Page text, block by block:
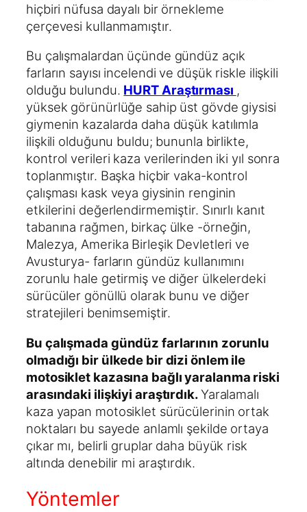
hiçbiri nüfusa dayalı bir örnekleme
çerçevesi kullanmamıştır.
Bu çalışmalardan üçünde gündüz açık
farların sayısı incelendi ve düşük riskle ilişkili
olduğu bulundu. HURT Araştırması ,
yüksek görünürlüğe sahip üst gövde giysisi
giymenin kazalarda daha düşük katılımla
ilişkili olduğunu buldu; bununla birlikte,
kontrol verileri kaza verilerinden iki yıl sonra
toplanmıştır. Başka hiçbir vaka-kontrol
çalışması kask veya giysinin renginin
etkilerini değerlendirmemiştir. Sınırlı kanıt
tabanına rağmen, birkaç ülke -örneğin,
Malezya, Amerika Birleşik Devletleri ve
Avusturya- farların gündüz kullanımını
zorunlu hale getirmiş ve diğer ülkelerdeki
sürücüler gönüllü olarak bunu ve diğer
stratejileri benimsemiştir.
Bu çalışmada gündüz farlarının zorunlu
olmadığı bir ülkede bir dizi önlem ile
motosiklet kazasına bağlı yaralanma riski
arasındaki ilişkiyi araştırdık.Yaralamalı
kaza yapan motosiklet sürücülerinin ortak
noktaları bu sayede anlamlı şekilde ortaya
çıkar mı, belirli gruplar daha büyük risk
altında denebilir mi araştırdık.
Yöntemler